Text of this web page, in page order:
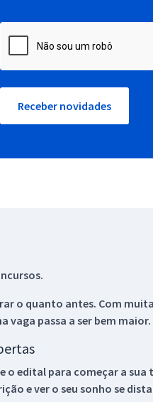
Receber novidades
o quanto antes. Com
vaga passa a ser bem maior.
o edital para começar a
e ver o seu sonho se